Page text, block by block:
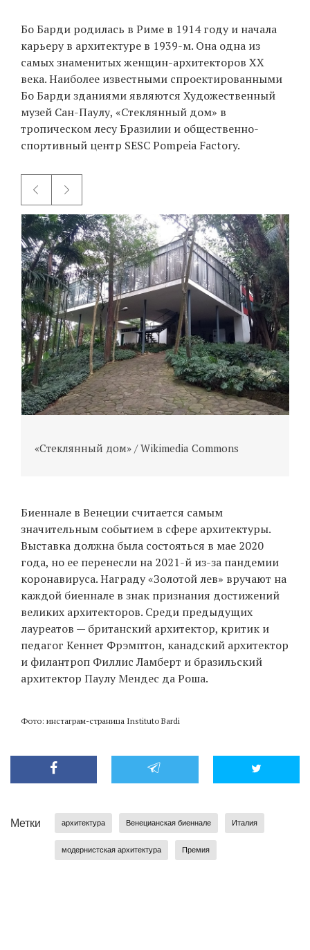
Бо Барди родилась в Риме в 1914 году и начала
карьеру в архитектуре в 1939-м. Она одна из
самых знаменитых женщин-архитекторов XX
века. Наиболее известными спроектированными
Бо Барди зданиями являются Художественный
музей Сан-Паулу, «Стеклянный дом» в
тропическом лесу Бразилии и общественно-
спортивный центр SESC Pompeia Factory.
«Стеклянный дом» / Wikimedia Commons
Биеннале в Венеции считается самым
значительным событием в сфере архитектуры.
Выставка должна была состояться в мае 2020
года, но ее перенесли на 2021-й из-за пандемии
коронавируса. Награду «Золотой лев» вручают на
каждой биеннале в знак признания достижений
великих архитекторов. Среди предыдущих
лауреатов — британский архитектор, критик и
педагог Кеннет Фрэмптон, канадский архитектор
и филантроп Филлис Ламберт и бразильский
архитектор Паулу Мендес да Роша.
Фото: инстаграм-страница Instituto Bardi
Метки архитектура Венецианская биеннале Италия
модернистская архитектура Премия